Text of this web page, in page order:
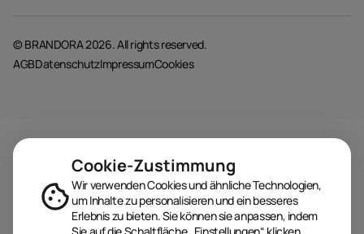
© BRANDORA 2026. All rights reserved.
AGBDatenschutzImpressumCookies
Cookie-Zustimmung
Wir verwenden Cookies und ähnliche Technologien,
um Inhalte zu personalisieren und ein besseres
Erlebnis zu bieten. Sie können sie anpassen, indem